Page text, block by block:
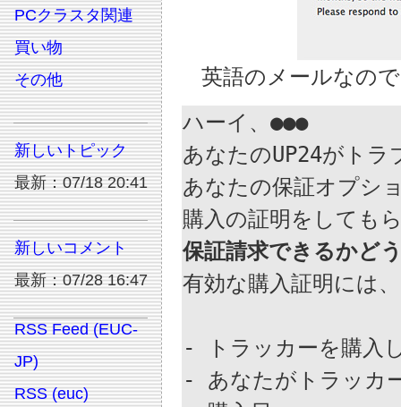
PCクラスタ関連
買い物
その他
新しいトピック
最新：07/18 20:41
新しいコメント
最新：07/28 16:47
RSS Feed (EUC-
JP)
RSS (euc)
英語のメールなの
ハーイ、●●●
あなたのUP24がト
あなたの保証オプシ
保証請求できるかど
有効な購入証明には
- トラッカーを購入
- あなたがトラッカ